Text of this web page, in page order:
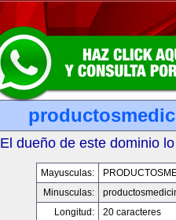
El dueño de este dominio
Mayusculas:
Minusculas:
Longitud:
20 caracteres